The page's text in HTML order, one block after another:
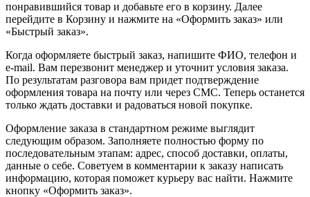
понравившийся товар и добавьте его в корзину. Далее
перейдите в Корзину и нажмите на «Оформить заказ» или
«Быстрый заказ».
Когда оформляете быстрый заказ, напишите ФИО, телефон и
e-mail. Вам перезвонит менеджер и уточнит условия заказа.
По результатам разговора вам придет подтверждение
оформления товара на почту или через СМС. Теперь останется
только ждать доставки и радоваться новой покупке.
Оформление заказа в стандартном режиме выглядит
следующим образом. Заполняете полностью форму по
последовательным этапам: адрес, способ доставки, оплаты,
данные о себе. Советуем в комментарии к заказу написать
информацию, которая поможет курьеру вас найти. Нажмите
кнопку «Оформить заказ».